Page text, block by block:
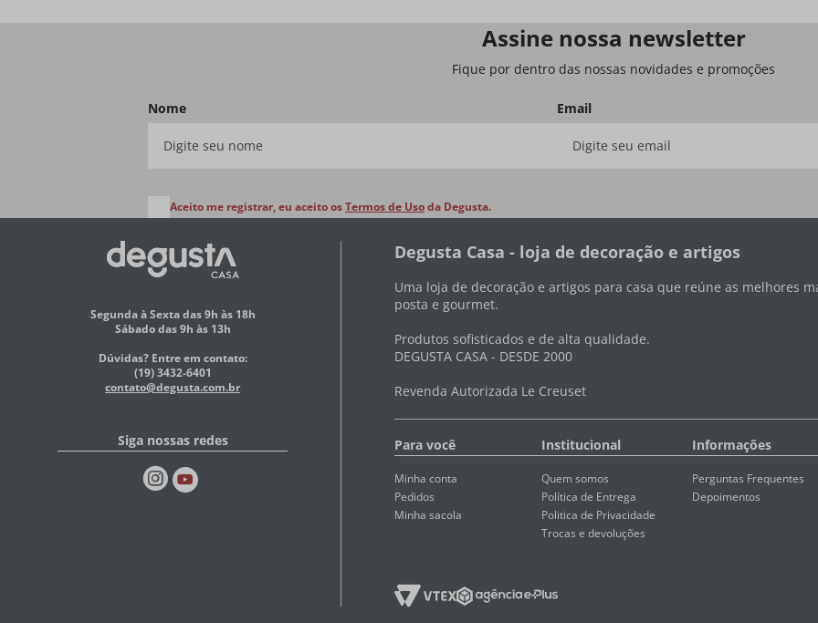
Assine nossa newsletter
Fique por dentro das nossas novidades e promoções
Nome Email
Aceito me registrar, eu aceito osTermos de Usoda Degusta.
Segunda à Sexta das 9h às 18h
Sábado das 9h às 13h
Dúvidas? Entre em contato:
(19) 3432-6401
contato@degusta.com.br
Siga nossas redes
Degusta Casa - loja de decoração e artigos
Uma loja de decoração e artigos para casa que reúne as melhores
posta e gourmet.
Produtos sofisticados e de alta qualidade.
DEGUSTA CASA - DESDE 2000
Revenda Autorizada Le Creuset
Para você
Minha conta
Pedidos
Minha sacola
Institucional
Quem somos
Política de Entrega
Politica de Privacidade
Trocas e devoluções
Informações
Perguntas Frequentes
Depoimentos